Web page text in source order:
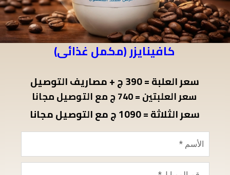
كافينايزر (مكمل غذائى)
سعر العلبة = 390 ج + مصاريف التوصيل
سعر العلبتين = 740 ج مع التوصيل مجانا
سعر الثلاثة = 1090 ج مع التوصيل مجانا